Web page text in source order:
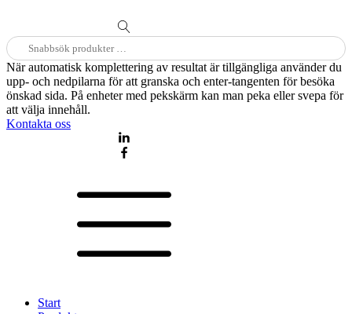
Sök
efter:
När automatisk komplettering av resultat är tillgängliga använder du
upp- och nedpilarna för att granska och enter-tangenten för besöka
önskad sida. På enheter med pekskärm kan man peka eller svepa för
att välja innehåll.
Kontakta oss
Start